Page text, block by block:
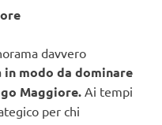
davvero
in modo da dominare
Maggiore.Ai tempi
per chi